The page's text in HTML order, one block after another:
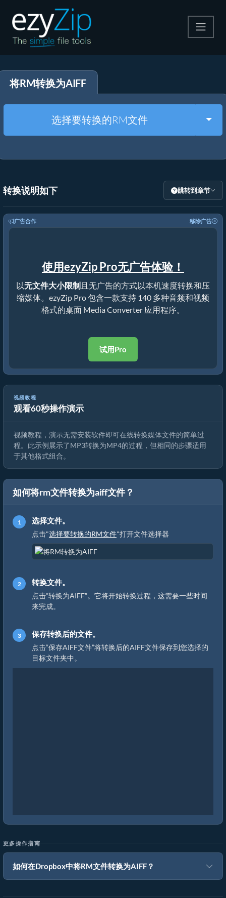
解压
其他工具
将RM转换为AIFF
选择要转换的RM文件
转换说明如下 跳转到章节
广告合作 移除广告
使用ezyZip Pro无广告体验！
以无文件大小限制且无广告的方式以本机速度转换和压
缩媒体。ezyZip Pro 包含一款支持 140 多种音频和视频
格式的桌面 Media Converter 应用程序。
试用Pro
视频教程
观看60秒操作演示
如何转换媒体文件
视频教程，演示无需安装软件即可在线转换媒体文件的简单过
程。此示例展示了MP3转换为MP4的过程，但相同的步骤适用
于其他格式组合。
如何将rm文件转换为aiff文件？
选择文件。
点击"选择要转换的RM文件"打开文件选择器
转换文件。
点击“转换为AIFF”。它将开始转换过程，这需要一些时间
来完成。
保存转换后的文件。
点击“保存AIFF文件”将转换后的AIFF文件保存到您选择的
目标文件夹中。
更多操作指南
如何在Dropbox中将RM文件转换为AIFF？